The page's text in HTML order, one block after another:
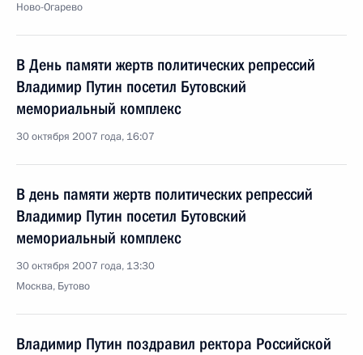
Ново-Огарево
В День памяти жертв политических репрессий
Владимир Путин посетил Бутовский
мемориальный комплекс
30 октября 2007 года, 16:07
В день памяти жертв политических репрессий
Владимир Путин посетил Бутовский
мемориальный комплекс
30 октября 2007 года, 13:30
Москва, Бутово
Владимир Путин поздравил ректора Российской